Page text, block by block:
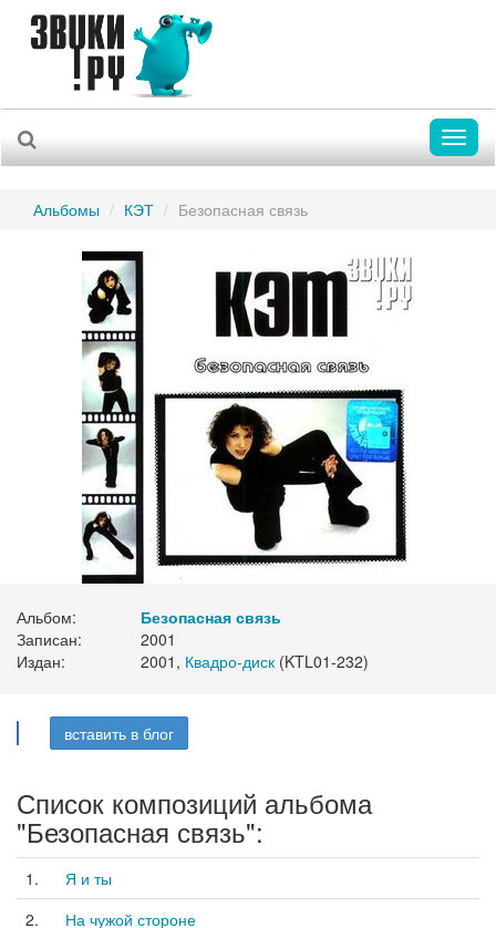
Альбомы КЭТ Безопасная связь
Альбом:
Безопасная связь
Записан:
2001
Издан:
2001, Квадро-диск (KTL01-232)
вставить в блог
Список композиций альбома
"Безопасная связь":
1.
Я и ты
2.
На чужой стороне